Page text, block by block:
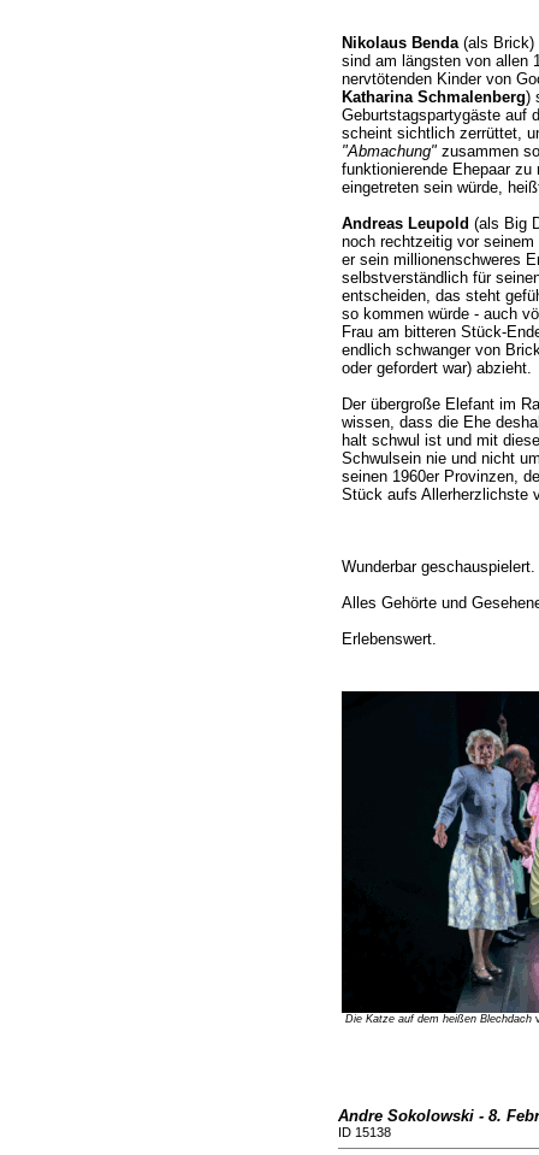
Nikolaus Benda(als Brick)
sind am längsten von allen
nervtötenden Kinder von
Katharina Schmalenberg)
Geburtstagspartygäste auf
scheint sichtlich zerrüttet,
"Abmachung"zusammen
funktionierende Ehepaar
eingetreten sein würde,
Andreas Leupold (als Big
noch rechtzeitig vor
er sein millionenschweres
selbstverständlich für
entscheiden, das steht
so kommen würde - auch
Frau am bitteren Stück-
endlich schwanger von
oder gefordert war) abzieht.
Der übergroße Elefant im
wissen, dass die Ehe
halt schwul ist und mit
Schwulsein nie und nicht
seinen 1960er Provinzen,
Stück aufs Allerherzlichste
Wunderbar geschauspielert.
Alles Gehörte und
Erlebenswert.
Die Katze auf dem heißen Blechdach
Andre Sokolowski - 8.
ID 15138